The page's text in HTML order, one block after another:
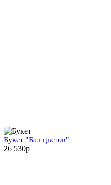
Букет "Бал цветов"
26 530p